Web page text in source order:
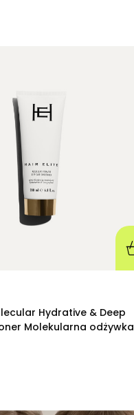
Hydrative & Deep
Molekularna odżywka